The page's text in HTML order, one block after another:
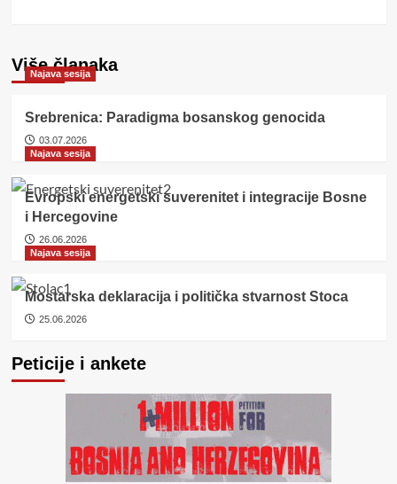
Više članaka
Najava sesija
Srebrenica: Paradigma bosanskog genocida
03.07.2026
Najava sesija
Evropski energetski suverenitet i integracije Bosne
i Hercegovine
26.06.2026
Najava sesija
Mostarska deklaracija i politička stvarnost Stoca
25.06.2026
Peticije i ankete